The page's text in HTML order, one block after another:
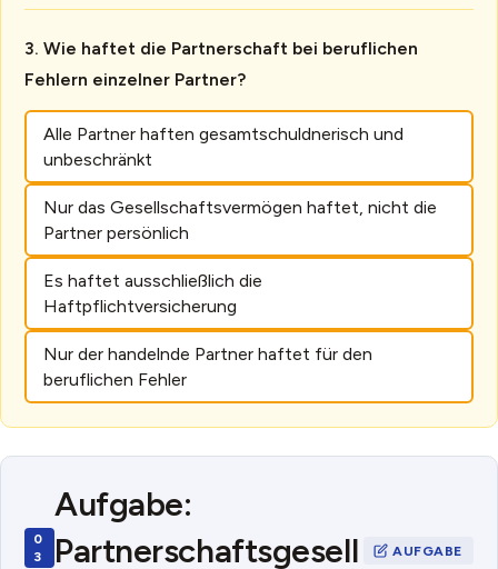
Wie haftet die Partnerschaft bei beruflichen
Fehlern einzelner Partner?
Alle Partner haften gesamtschuldnerisch und
unbeschränkt
Nur das Gesellschaftsvermögen haftet, nicht die
Partner persönlich
Es haftet ausschließlich die
Haftpflichtversicherung
Nur der handelnde Partner haftet für den
beruflichen Fehler
Aufgabe:
Partnerschaftsgesell